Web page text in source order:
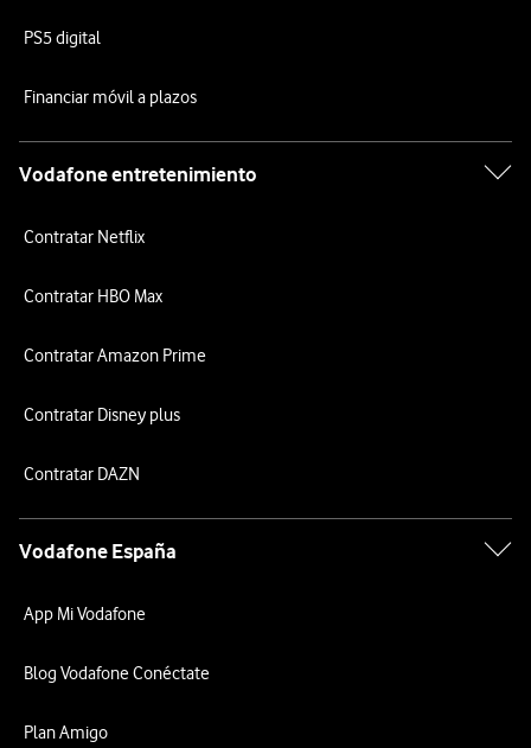
PS5 digital
Financiar móvil a plazos
Vodafone entretenimiento
Contratar Netflix
Contratar HBO Max
Contratar Amazon Prime
Contratar Disney plus
Contratar DAZN
Vodafone España
App Mi Vodafone
Blog Vodafone Conéctate
Plan Amigo